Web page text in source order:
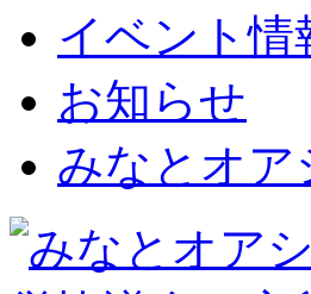
イベント情
お知らせ
みなとオア